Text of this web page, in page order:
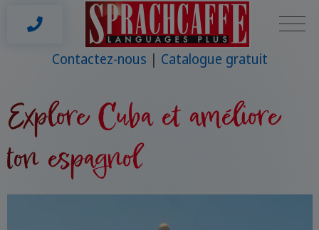
Contactez-nous Catalogue gratuit
Explore Cuba et améliore
ton espagnol